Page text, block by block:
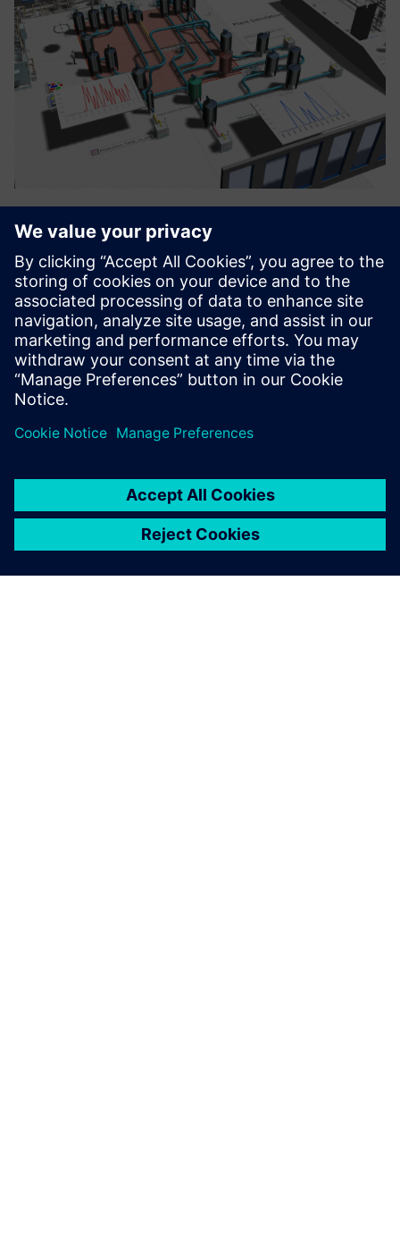
Production design optimisation
Production design optimization assures investors of
promised benefits, minimizes project risks, and maximizes
output. Through virtual validation and iterative design
improvements, stakeholders gain confidence in achieving
optimal ...
Saznajte više